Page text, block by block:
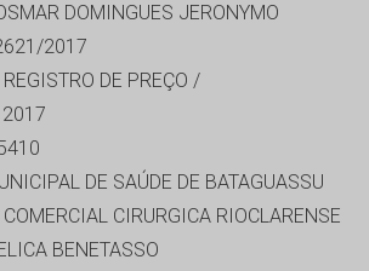
DOMINGUES JERONYMO
2017
REGISTRO DE PREÇO /
DE SAÚDE DE BATAGUASSU
COMERCIAL CIRURGICA RIOCLARENSE
BENETASSO